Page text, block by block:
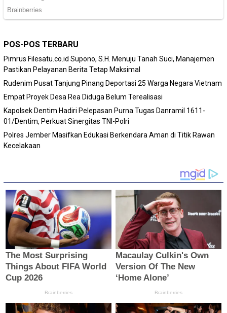
POS-POS TERBARU
Pimrus Filesatu.co.id Supono, S.H. Menuju Tanah Suci, Manajemen
Pastikan Pelayanan Berita Tetap Maksimal
Rudenim Pusat Tanjung Pinang Deportasi 25 Warga Negara Vietnam
Empat Proyek Desa Rea Diduga Belum Terealisasi
Kapolsek Dentim Hadiri Pelepasan Purna Tugas Danramil 1611-
01/Dentim, Perkuat Sinergitas TNI-Polri
Polres Jember Masifkan Edukasi Berkendara Aman di Titik Rawan
Kecelakaan